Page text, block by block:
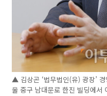
▲ 김상곤 ‘법무법인(유) 광장’
울 중구 남대문로 한진 빌딩에서